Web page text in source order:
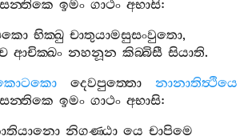
සන‍්තිකෙ ඉමං ගාථං අභාසි:
භික‍්ඛු චාතුයාමසුසංවුතො,
ආචික‍්ඛං නහනූන කිබ‍්බිසී සියාති.
දෙවපුත‍්තො
නානාතිත්‍ථියෙ
සන‍්තිකෙ ඉමං ගාථං අභාසි:
නිගණ‍්ඨා යෙ චාපිමෙ